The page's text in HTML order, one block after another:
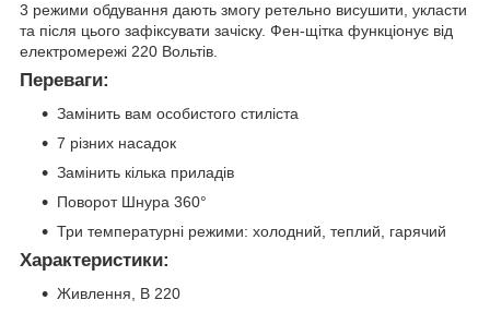
3 режими обдування дають змогу ретельно висушити, укласти
та після цього зафіксувати зачіску. Фен-щітка функціонує від
електромережі 220 Вольтів.
Переваги:
Замінить вам особистого стиліста
7 різних насадок
Замінить кілька приладів
Поворот Шнура 360°
Три температурні режими: холодний, теплий, гарячий
Характеристики:
Живлення, В 220